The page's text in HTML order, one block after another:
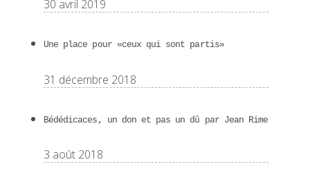
30 avril 2019
Une place pour «ceux qui sont partis»
31 décembre 2018
Bédédicaces, un don et pas un dû par Jean Rime
3 août 2018